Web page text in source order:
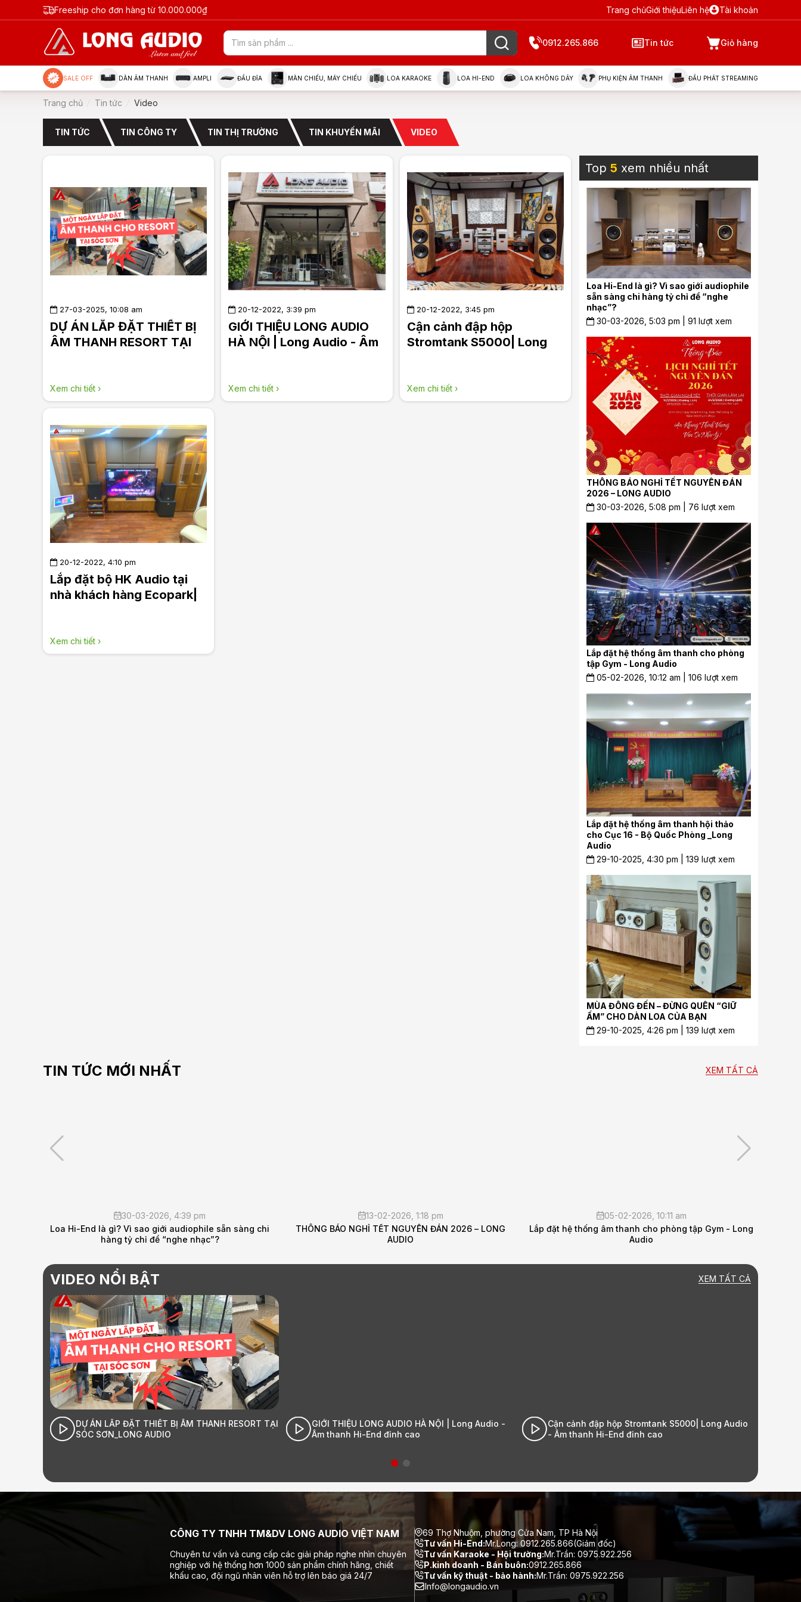
Freeship cho đơn hàng từ 10.000.000₫ Trang chủGiới thiệuLiên hệ Tài khoản
0912.265.866 Tin tức Giỏ hàng
SALE OFF DÀN ÂM THANH AMPLI ĐẦU ĐĨA MÀN CHIẾU, MÁY CHIẾU LOA KARAOKE LOA HI-END LOA KHÔNG DÂY PHỤ KIỆN ÂM THANH ĐẦU PHÁT STREAMING
Trang chủ Tin tức Video
TIN TỨC TIN CÔNG TY TIN THỊ TRƯỜNG TIN KHUYẾN MÃI VIDEO
27-03-2025, 10:08 am
DỰ ÁN LẮP ĐẶT THIẾT BỊ
ÂM THANH RESORT TẠI
Xem chi tiết ›
20-12-2022, 3:39 pm
GIỚI THIỆU LONG AUDIO
HÀ NỘI | Long Audio - Âm
Xem chi tiết ›
20-12-2022, 3:45 pm
Cận cảnh đập hộp
Stromtank S5000| Long
Xem chi tiết ›
20-12-2022, 4:10 pm
Lắp đặt bộ HK Audio tại
nhà khách hàng Ecopark|
Xem chi tiết ›
Top 5 xem nhiều nhất
Loa Hi-End là gì? Vì sao giới audiophile
sẵn sàng chi hàng tỷ chỉ để “nghe
nhạc”?
30-03-2026, 5:03 pm | 91 lượt xem
THÔNG BÁO NGHỈ TẾT NGUYÊN ĐÁN
2026 – LONG AUDIO
30-03-2026, 5:08 pm | 76 lượt xem
Lắp đặt hệ thống âm thanh cho phòng
tập Gym - Long Audio
05-02-2026, 10:12 am | 106 lượt xem
Lắp đặt hệ thống âm thanh hội thảo
cho Cục 16 - Bộ Quốc Phòng _Long
Audio
29-10-2025, 4:30 pm | 139 lượt xem
MÙA ĐÔNG ĐẾN – ĐỪNG QUÊN “GIỮ
ẤM” CHO DÀN LOA CỦA BẠN
29-10-2025, 4:26 pm | 139 lượt xem
TIN TỨC MỚI NHẤT XEM TẤT CẢ
13-02-2026, 1:18 pm
THÔNG BÁO NGHỈ TẾT NGUYÊN ĐÁN 2026 – LONG
AUDIO
05-02-2026, 10:11 am
Lắp đặt hệ thống âm thanh cho phòng tập Gym - Long
Audio
29-10-2025, 4:30 pm
Lắp đặt hệ thống âm thanh hội thảo cho Cục 16 - Bộ
Quốc Phòng _Long Audio
VIDEO NỔI BẬT XEM TẤT CẢ
GIỚI THIỆU LONG AUDIO HÀ NỘI | Long Audio -
Âm thanh Hi-End đỉnh cao
Cận cảnh đập hộp Stromtank S5000| Long Audio
- Âm thanh Hi-End đỉnh cao
Lắp đặt bộ HK Audio tại nhà khách hàng
Ecopark| Long Audio - Âm thanh Hi-End đỉnh cao
CÔNG TY TNHH TM&DV LONG AUDIO VIỆT NAM
Chuyên tư vấn và cung cấp các giải pháp nghe nhìn chuyên
nghiệp với hệ thống hơn 1000 sản phẩm chính hãng, chiết
khấu cao, đội ngũ nhân viên hỗ trợ lên báo giá 24/7
69 Thợ Nhuộm, phường Cửa Nam, TP Hà Nội
Tư vấn Hi-End:Mr.Long: 0912.265.866(Giám đốc)
Tư vấn Karaoke - Hội trường:Mr.Trần: 0975.922.256
P.kinh doanh - Bán buôn:0912.265.866
Tư vấn kỹ thuật - bảo hành:Mr.Trần: 0975.922.256
Info@longaudio.vn